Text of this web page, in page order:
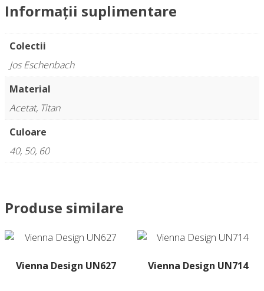
Informații suplimentare
Colectii
Jos Eschenbach
Material
Acetat, Titan
Culoare
40, 50, 60
Produse similare
Vienna Design UN627 Vienna Design UN714